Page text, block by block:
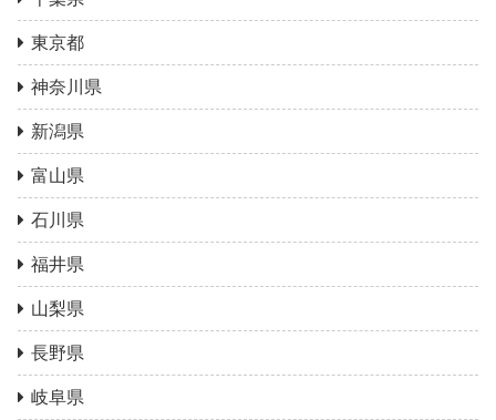
東京都
神奈川県
新潟県
富山県
石川県
福井県
山梨県
長野県
岐阜県